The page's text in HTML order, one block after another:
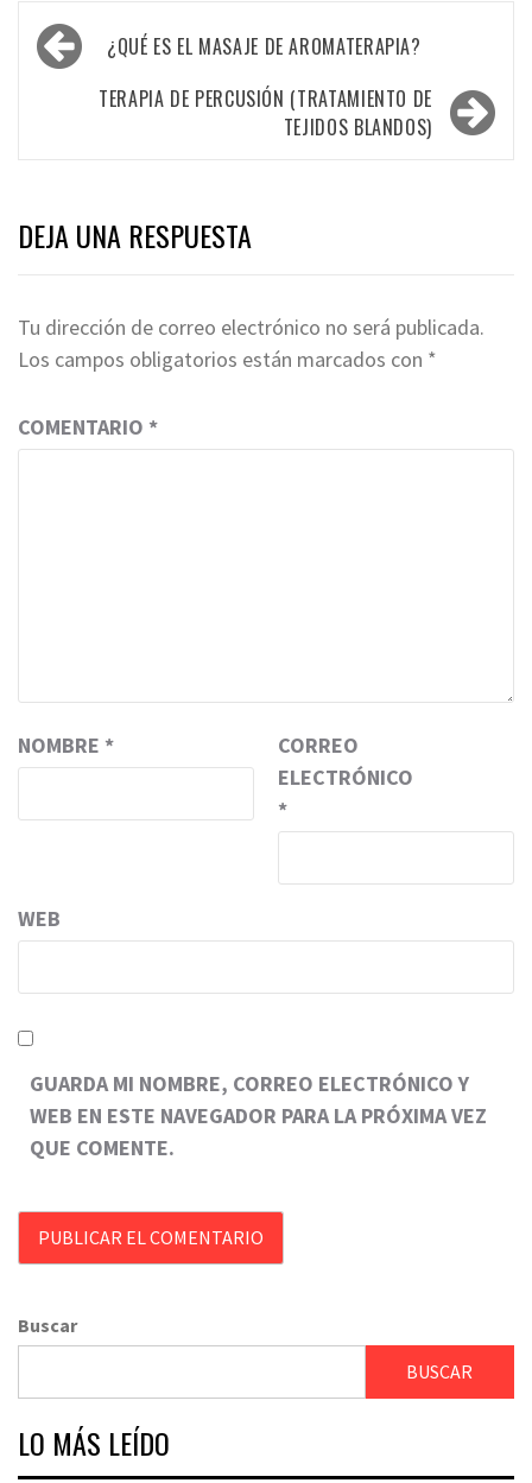
Navegación
de
entradas
¿QUÉ ES EL MASAJE DE AROMATERAPIA?
TERAPIA DE PERCUSIÓN (TRATAMIENTO DE
TEJIDOS BLANDOS)
DEJA UNA RESPUESTA
Tu dirección de correo electrónico no será publicada.
Los campos obligatorios están marcados con *
COMENTARIO *
NOMBRE *
CORREO
ELECTRÓNICO
*
WEB
GUARDA MI NOMBRE, CORREO ELECTRÓNICO Y
WEB EN ESTE NAVEGADOR PARA LA PRÓXIMA VEZ
QUE COMENTE.
Buscar
BUSCAR
LO MÁS LEÍDO